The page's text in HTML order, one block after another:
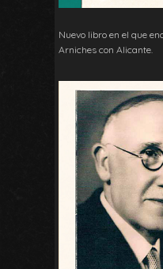
Nuevo libro en el que
Arniches con Alicante.